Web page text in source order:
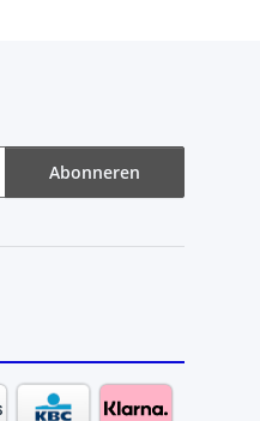
Abonneren